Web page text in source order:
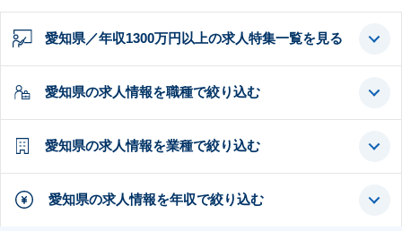
愛知県／年収1300万円以上の求人特集一覧を見る
愛知県の求人情報を職種で絞り込む
愛知県の求人情報を業種で絞り込む
愛知県の求人情報を年収で絞り込む